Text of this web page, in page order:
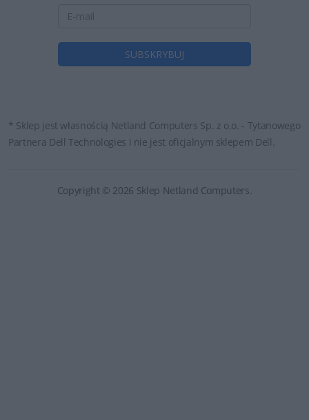
* Sklep jest własnością Netland Computers Sp. z o.o. - Tytanowego
Partnera Dell Technologies i nie jest oficjalnym sklepem Dell.
Copyright © 2026 Sklep Netland Computers.